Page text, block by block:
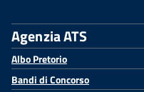
Agenzia ATS
Albo Pretorio
Bandi di Concorso